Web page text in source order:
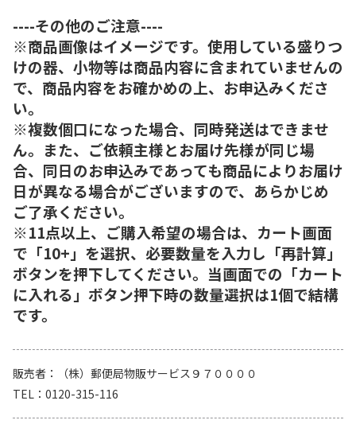
----その他のご注意----
※商品画像はイメージです。使用している盛りつ
けの器、小物等は商品内容に含まれていませんの
で、商品内容をお確かめの上、お申込みくださ
い。
※複数個口になった場合、同時発送はできませ
ん。また、ご依頼主様とお届け先様が同じ場
合、同日のお申込みであっても商品によりお届け
日が異なる場合がございますので、あらかじめ
ご了承ください。
※11点以上、ご購入希望の場合は、カート画面
で「10+」を選択、必要数量を入力し「再計算」
ボタンを押下してください。当画面での「カート
に入れる」ボタン押下時の数量選択は1個で結構
です。
販売者
（株）郵便局物販サービス９７００００
TEL
0120-315-116